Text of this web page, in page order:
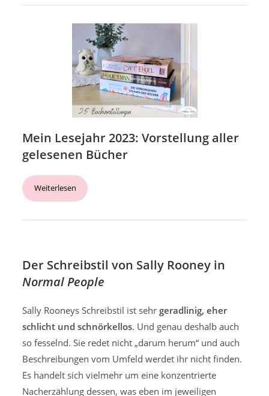
Mein Lesejahr 2023: Vorstellung aller
gelesenen Bücher
Weiterlesen
Der Schreibstil von Sally Rooney in
Normal People
Sally Rooneys Schreibstil ist sehrgeradlinig, eher
schlicht und schnörkellos. Und genau deshalb auch
so fesselnd. Sie redet nicht „darum herum“ und auch
Beschreibungen vom Umfeld werdet ihr nicht finden.
Es handelt sich vielmehr um eine konzentrierte
Nacherzählung dessen, was eben im jeweiligen